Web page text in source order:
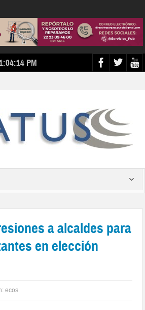
PM
a alcaldes para
en elección
ecos